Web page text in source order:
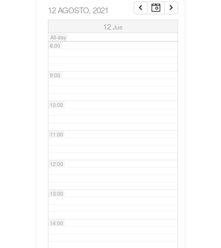
12 AGOSTO, 2021
12 Jue
All-day
7:00
8:00
9:00
10:00
11:00
12:00
13:00
14:00